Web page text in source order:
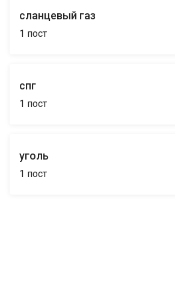
сланцевый газ
1 пост
спг
1 пост
уголь
1 пост